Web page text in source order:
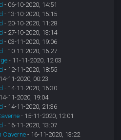
- 06-10-2020, 14:51
- 13-10-2020, 15:15
- 20-10-2020, 11:28
- 27-10-2020, 13:14
- 03-11-2020, 19:06
- 10-11-2020, 16:27
- 11-11-2020, 12:03
- 12-11-2020, 18:55
11-2020, 00:23
- 14-11-2020, 16:30
11-2020, 19:04
- 14-11-2020, 21:36
- 15-11-2020, 12:01
- 16-11-2020, 13:07
Caverne- 16-11-2020, 13:22